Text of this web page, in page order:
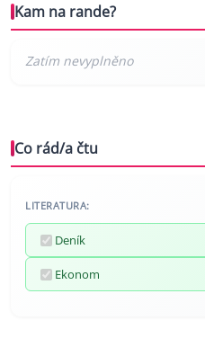
Kam na rande?
Co rád/a čtu
LITERATURA:
Deník
Ekonom